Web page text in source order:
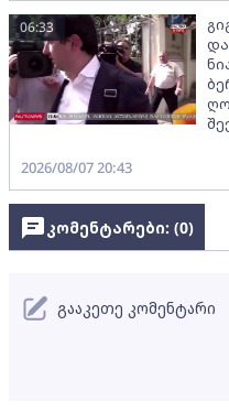
06:33
2026/08/07 20:43
კომენტარები: (0)
გააკეთე კომენტარი